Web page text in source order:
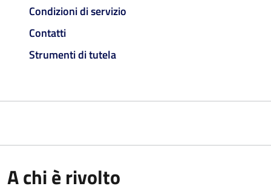
Condizioni di servizio
Contatti
Strumenti di tutela
A chi è rivolto